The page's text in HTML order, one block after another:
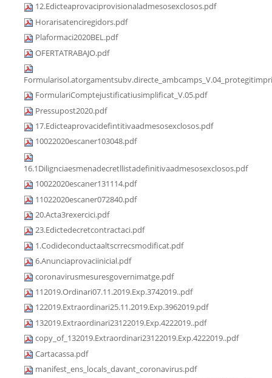
12.Edicteaprovaciprovisionaladmesosexclosos.pdf
Horarisatenciregidors.pdf
Plaformaci2020BEL.pdf
OFERTATRABAJO.pdf
FormulariComptejustificatiusimplificat_V.05.pdf
Pressupost2020.pdf
17.Edicteaprovacidefintitivaadmesosexclosos.pdf
10022020escaner103048.pdf
16.1Dilignciaesmenadecretllistadefinitivaadmesosexclosos.pdf
10022020escaner131114.pdf
11022020escaner072840.pdf
20.Acta3rexercici.pdf
23.Edictedecretcontractaci.pdf
1.Codideconductaaltscrrecsmodificat.pdf
6.Anunciaprovaciinicial.pdf
coronavirusmesuresgovernimatge.pdf
112019.Ordinari07.11.2019.Exp.3742019..pdf
122019.Extraordinari25.11.2019.Exp.3962019.pdf
132019.Extraordinari23122019.Exp.4222019..pdf
copy_of_132019.Extraordinari23122019.Exp.4222019..pdf
Cartacassa.pdf
manifest_ens_locals_davant_coronavirus.pdf